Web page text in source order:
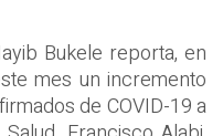
Bukele reporta, en
mes un incremento
de COVID-19 a